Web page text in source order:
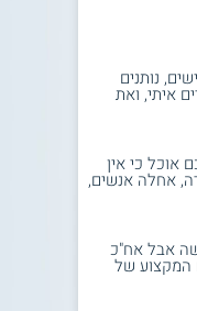
(כו"ח) - התמחות
החינוך המיוחד,
היסודי או
מתמטיקה, או
או היסטוריה.
נותנים
איתי, ואת
אוכל כי אין
אחלה אנשים,
אבל אח"כ
המקצוע של